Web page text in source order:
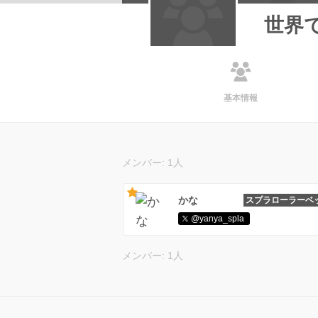
世界
基本情報
メンバー: 1人
かな
スプラローラーベ
@yanya_spla
メンバー: 1人